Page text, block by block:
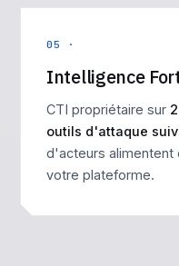
05 ·
Intelligence
CTI propriétaire sur
outils d'attaque
d'acteurs alimentent
votre plateforme.